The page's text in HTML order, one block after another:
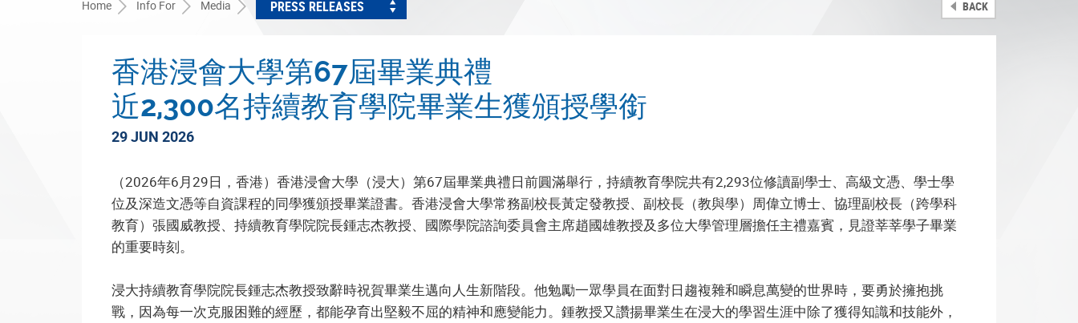
Home Info For Media PRESS RELEASES BACK
香港浸會大學第67屆畢業典禮
近2,300名持續教育學院畢業生獲頒授學銜
29 JUN 2026
（2026年6月29日，香港）香港浸會大學（浸大）第67屆畢業典禮日前圓滿舉行，持續教育學院共有2,293位修讀副學士、高級文憑、學士學
位及深造文憑等自資課程的同學獲頒授畢業證書。香港浸會大學常務副校長黃定發教授、副校長（教與學）周偉立博士、協理副校長（跨學科
教育）張國威教授、持續教育學院院長鍾志杰教授、國際學院諮詢委員會主席趙國雄教授及多位大學管理層擔任主禮嘉賓，見證莘莘學子畢業
的重要時刻。
浸大持續教育學院院長鍾志杰教授致辭時祝賀畢業生邁向人生新階段。他勉勵一眾學員在面對日趨複雜和瞬息萬變的世界時，要勇於擁抱挑
戰，因為每一次克服困難的經歷，都能孕育出堅毅不屈的精神和應變能力。鍾教授又讚揚畢業生在浸大的學習生涯中除了獲得知識和技能外，